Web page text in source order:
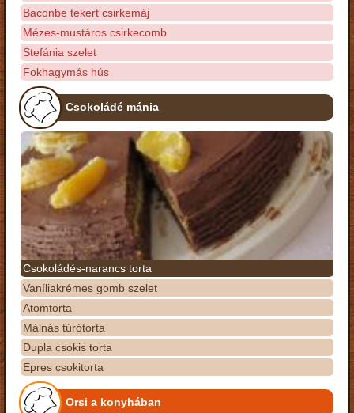
Baconbe tekert csirkemáj
Mézes-mustáros csirkecomb
Stefánia szelet
Fokhagymás hús
Csokoládé mánia
Csokoládés-narancs torta
Vaníliakrémes gomb szelet
Atomtorta
Málnás túrótorta
Dupla csokis torta
Epres csokitorta
Orsi a konyhában